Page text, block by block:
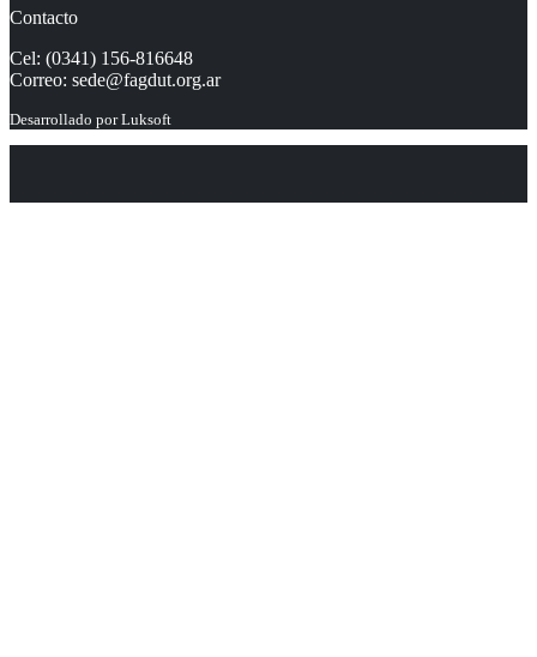
Contacto
Cel: (0341) 156-816648
Correo: sede@fagdut.org.ar
Desarrollado porLuksoft